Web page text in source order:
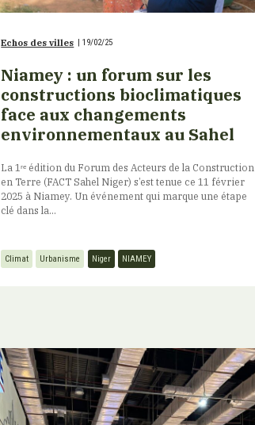
Echos des villes 19/02/25
Niamey : un forum sur les
constructions bioclimatiques
face aux changements
environnementaux au Sahel
La 1ʳᵉ édition du Forum des Acteurs de la Construction
en Terre (FACT Sahel Niger) s’est tenue ce 11 février
2025 à Niamey. Un événement qui marque une étape
clé dans la...
Climat Urbanisme Niger NIAMEY